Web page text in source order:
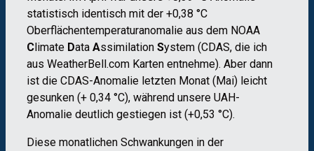
statistisch identisch mit der +0,38 °C
Oberflächentemperaturanomalie aus dem NOAA
Climate Data Assimilation System (CDAS, die ich
aus WeatherBell.com Karten entnehme). Aber dann
ist die CDAS-Anomalie letzten Monat (Mai) leicht
gesunken (+ 0,34 °C), während unsere UAH-
Anomalie deutlich gestiegen ist (+0,53 °C).
Diese monatlichen Schwankungen in der